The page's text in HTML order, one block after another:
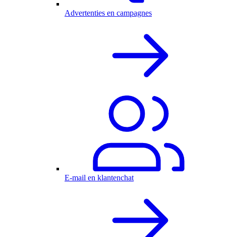
Advertenties en campagnes
E-mail en klantenchat